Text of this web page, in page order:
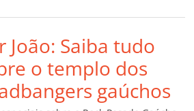
s
A
p
p
e
dI
n
gl
e
Cl
a
y
Li
n
k
p
ar
til
h
João: Saiba tudo
o templo dos
gaúchos